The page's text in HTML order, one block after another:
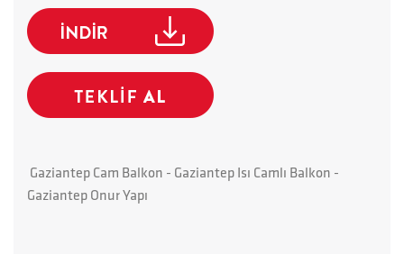
Gaziantep Cam Balkon - Gaziantep Isı Camlı Balkon -
Gaziantep Onur Yapı